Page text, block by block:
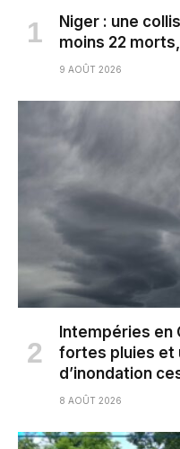
Niger : une
moins 22
9 AOÛT 2026
Intempéries en
fortes pluies et
d’inondation
8 AOÛT 2026